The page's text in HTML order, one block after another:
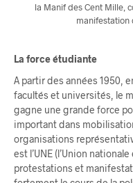
la Manif des Cent Mille,
manifestation
La force étudiante
A partir des années 1950,
facultés et universités, le
gagne une grande force
important dans
organisations
est l’UNE (l’Union
protestations et